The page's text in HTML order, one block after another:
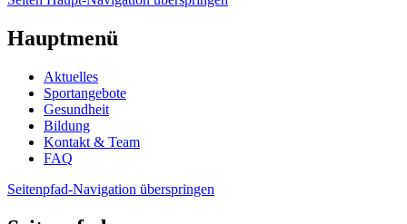
Hauptmenü
Aktuelles
Sportangebote
Gesundheit
Bildung
Kontakt & Team
FAQ
Seitenpfad-Navigation überspringen